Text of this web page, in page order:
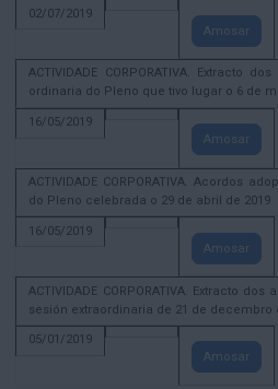
02/07/2019
Amosar
ACTIVIDADE CORPORATIVA. Extracto
ordinaria do Pleno que tivo lugar o 6 de
16/05/2019
Amosar
ACTIVIDADE CORPORATIVA. Acordos
do Pleno celebrada o 29 de abril de 2019
16/05/2019
Amosar
ACTIVIDADE CORPORATIVA. Extracto
sesión extraordinaria de 21 de decembro
05/01/2019
Amosar